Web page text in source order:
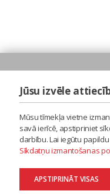
Jūsu izvēle
Mūsu tīmekļa vietne
savā ierīcē, apstipriniet
darbību. Lai iegūtu
Sīkdatņu izmantošanas
APSTIPRINĀT VISAS